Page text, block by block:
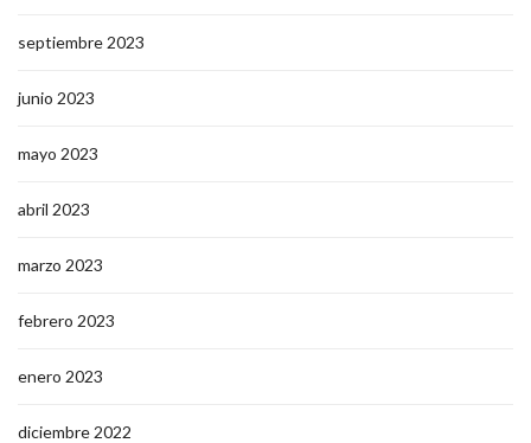
septiembre 2023
junio 2023
mayo 2023
abril 2023
marzo 2023
febrero 2023
enero 2023
diciembre 2022